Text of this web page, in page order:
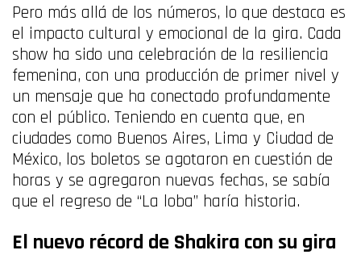
Pero más allá de los números, lo que destaca es
el impacto cultural y emocional de la gira. Cada
show ha sido una celebración de la resiliencia
femenina, con una producción de primer nivel y
un mensaje que ha conectado profundamente
con el público. Teniendo en cuenta que, en
ciudades como Buenos Aires, Lima y Ciudad de
México, los boletos se agotaron en cuestión de
horas y se agregaron nuevas fechas, se sabía
que el regreso de “La loba” haría historia.
El nuevo récord de Shakira con su gira